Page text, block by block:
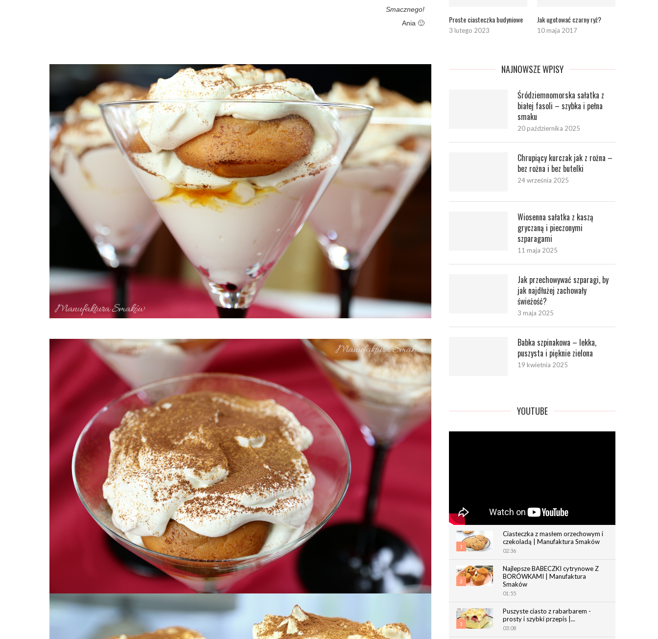
Smacznego!
Ania 🙂
Proste ciasteczka budyniowe
3 lutego 2023
Jak ugotować czarny ryż?
10 maja 2017
NAJNOWSZE WPISY
Śródziemnomorska sałatka z
białej fasoli – szybka i pełna
smaku
20 października 2025
Chrupiący kurczak jak z rożna –
bez rożna i bez butelki
24 września 2025
Wiosenna sałatka z kaszą
gryczaną i pieczonymi
szparagami
11 maja 2025
Jak przechowywać szparagi, by
jak najdłużej zachowały
świeżość?
3 maja 2025
Babka szpinakowa – lekka,
puszysta i pięknie zielona
19 kwietnia 2025
YOUTUBE
1
Ciasteczka z masłem orzechowym i
czekoladą | Manufaktura Smaków
02:36
2
Najlepsze BABECZKI cytrynowe Z
BORÓWKAMI | Manufaktura
Smaków
01:55
3
Puszyste ciasto z rabarbarem -
prosty i szybki przepis |...
03:08